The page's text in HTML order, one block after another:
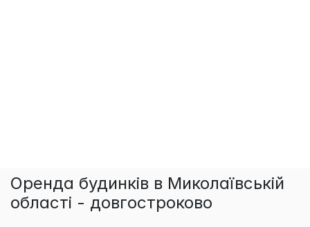
Оренда будинків в Миколаївській
області - довгостроково